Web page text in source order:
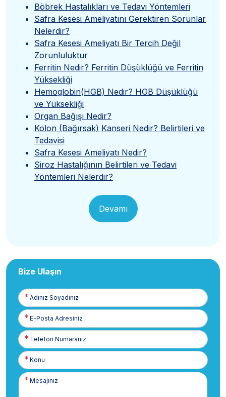
Böbrek Hastalıkları ve Tedavi Yöntemleri
Safra Kesesi Ameliyatını Gerektiren Sorunlar
Nelerdir?
Safra Kesesi Ameliyatı Bir Tercih Değil
Zorunluluktur
Ferritin Nedir? Ferritin Düşüklüğü ve Ferritin
Yüksekliği
Hemoglobin(HGB) Nedir? HGB Düşüklüğü
ve Yüksekliği
Organ Bağışı Nedir?
Kolon (Bağırsak) Kanseri Nedir? Belirtileri ve
Tedavisi
Safra Kesesi Ameliyatı Nedir?
Siroz Hastalığının Belirtileri ve Tedavi
Yöntemleri Nelerdir?
Devamı
Bize Ulaşın
Adınız
Soyadınız
E-
Posta
Telefon
Numaranız